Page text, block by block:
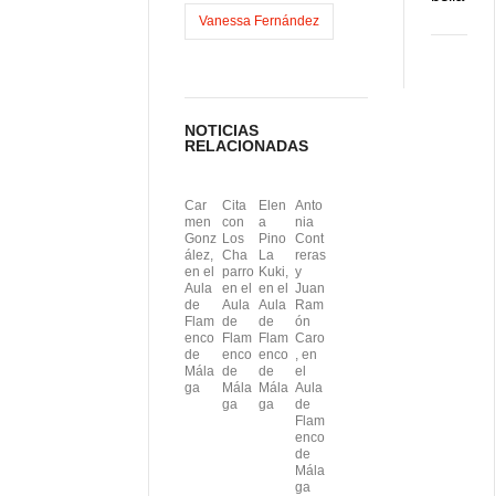
Vanessa Fernández
NOTICIAS
RELACIONADAS
Car
men
Gonz
ález,
en el
Aula
de
Flam
enco
de
Mála
ga
Cita
con
Los
Cha
parro
en el
Aula
de
Flam
enco
de
Mála
ga
Elen
a
Pino
La
Kuki,
en el
Aula
de
Flam
enco
de
Mála
ga
Anto
nia
Cont
reras
y
Juan
Ram
ón
Caro
, en
el
Aula
de
Flam
enco
de
Mála
ga